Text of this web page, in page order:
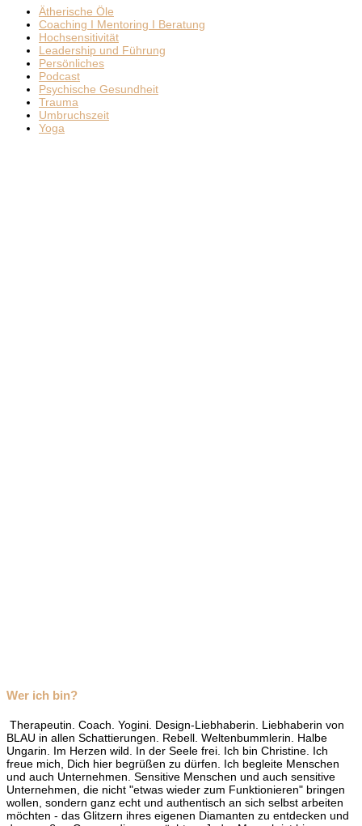
Ätherische Öle
Coaching I Mentoring I Beratung
Hochsensitivität
Leadership und Führung
Persönliches
Podcast
Psychische Gesundheit
Trauma
Umbruchszeit
Yoga
Wer ich bin?
Therapeutin. Coach. Yogini. Design-Liebhaberin. Liebhaberin von
BLAU in allen Schattierungen. Rebell. Weltenbummlerin. Halbe
Ungarin. Im Herzen wild. In der Seele frei. Ich bin Christine. Ich
freue mich, Dich hier begrüßen zu dürfen. Ich begleite Menschen
und auch Unternehmen. Sensitive Menschen und auch sensitive
Unternehmen, die nicht "etwas wieder zum Funktionieren" bringen
wollen, sondern ganz echt und authentisch an sich selbst arbeiten
möchten - das Glitzern ihres eigenen Diamanten zu entdecken und